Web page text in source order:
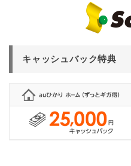
キャッシュバック特典